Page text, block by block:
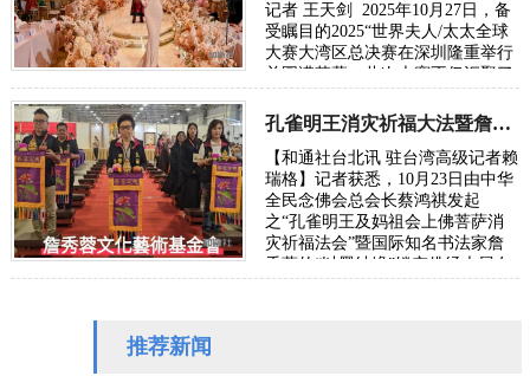
记者 王天剑 2025年10月27日，备
受瞩目的2025“世界夫人/太太全球
大赛大湾区总决赛在深圳隆重举行
并圆满落幕。此次大赛不仅汇聚了
华儿女…
孔雀明王消灾祈福大法暨詹秀蓉镂空佛经展台北隆重举行
【和通社台北讯 驻台湾高级记者赖
瑞格】记者获悉，10月23日由中华
全民念佛会总会长蔡鸿祺发起
之“孔雀明王及妈祖会上佛菩萨消
灾祈福法会”暨国际知名书法家詹
秀蓉的“以墨结缘”镂空佛经大展在
推荐新闻